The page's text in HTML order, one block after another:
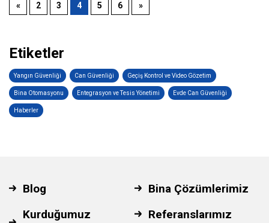
« 2 3 4 5 6 »
Etiketler
Yangın Güvenliği Can Güvenliği Geçiş Kontrol ve Video Gözetim
Bina Otomasyonu Entegrasyon ve Tesis Yönetimi Evde Can Güvenliği
Haberler
Blog
Bina Çözümlerimiz
Kurduğumuz
Referanslarımız